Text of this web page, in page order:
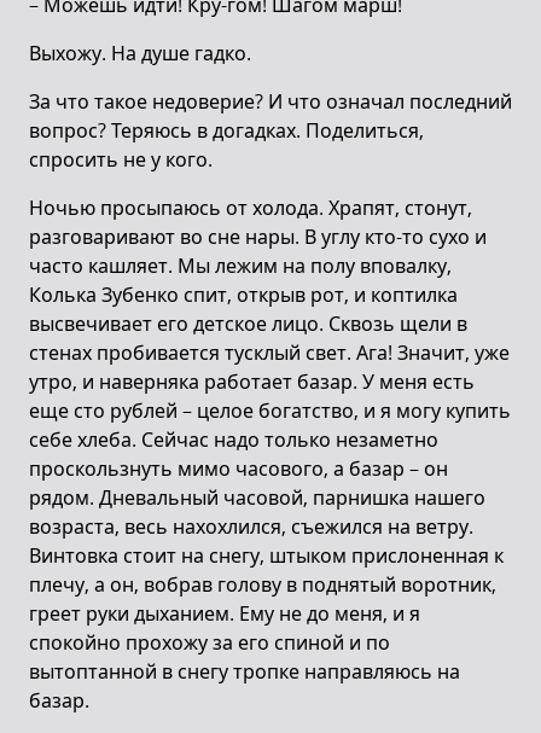
Выхожу. На душе гадко.
За что такое недоверие? И что означал последний
вопрос? Теряюсь в догадках. Поделиться,
спросить не у кого.
Ночью просыпаюсь от холода. Храпят, стонут,
разговаривают во сне нары. В углу кто-то сухо и
часто кашляет. Мы лежим на полу вповалку,
Колька Зубенко спит, открыв рот, и коптилка
высвечивает его детское лицо. Сквозь щели в
стенах пробивается тусклый свет. Ага! Значит, уже
утро, и наверняка работает базар. У меня есть
еще сто рублей – целое богатство, и я могу купить
себе хлеба. Сейчас надо только незаметно
проскользнуть мимо часового, а базар – он
рядом. Дневальный часовой, парнишка нашего
возраста, весь нахохлился, съежился на ветру.
Винтовка стоит на снегу, штыком прислоненная к
плечу, а он, вобрав голову в поднятый воротник,
греет руки дыханием. Ему не до меня, и я
спокойно прохожу за его спиной и по
вытоптанной в снегу тропке направляюсь на
базар.